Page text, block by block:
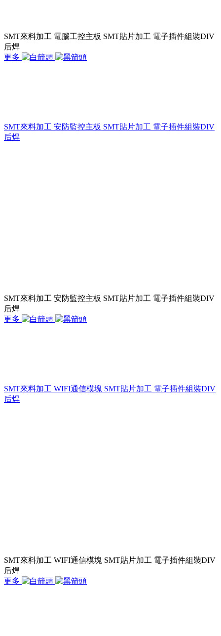
SMT來料加工 電腦工控主板 SMT貼片加工 電子插件組裝DIV
后焊
更多
SMT來料加工 安防監控主板 SMT貼片加工 電子插件組裝DIV
后焊
SMT來料加工 安防監控主板 SMT貼片加工 電子插件組裝DIV
后焊
更多
SMT來料加工 WIFI通信模塊 SMT貼片加工 電子插件組裝DIV
后焊
SMT來料加工 WIFI通信模塊 SMT貼片加工 電子插件組裝DIV
后焊
更多